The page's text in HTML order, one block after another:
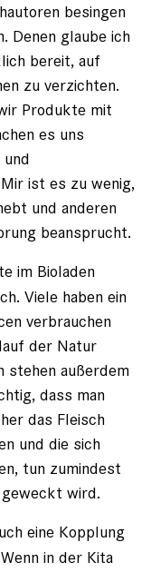
besingen
Denen glaube ich
bereit, auf
zu verzichten.
Produkte mit
es uns
ist es zu wenig,
und anderen
beansprucht.
im Bioladen
Viele haben ein
verbrauchen
der Natur
stehen außerdem
dass man
das Fleisch
und die sich
tun zumindest
wird.
eine Kopplung
in der Kita